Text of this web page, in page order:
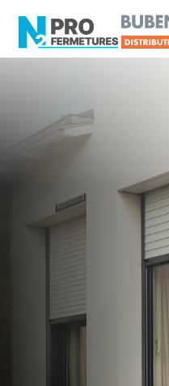
roulants
Savenay
Artisan, Menuisier,
Savenay ?
N2PRO Fermetures
en volets roulants
apporter : Tarifs